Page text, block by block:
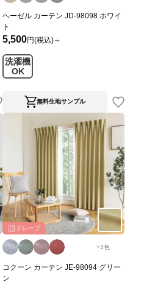
ヘーゼル カーテン JD-98098 ホワイ
ト
5,500円(税込)～
洗濯機
OK
無料生地サンプル
ドレープ
+3色
コクーン カーテン JE-98094 グリー
ン